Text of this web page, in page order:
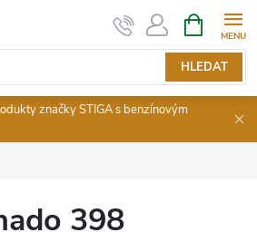
HLEDAT
NÁKUPNÍ
KOŠÍK
značky STIGA s benzínovým
398